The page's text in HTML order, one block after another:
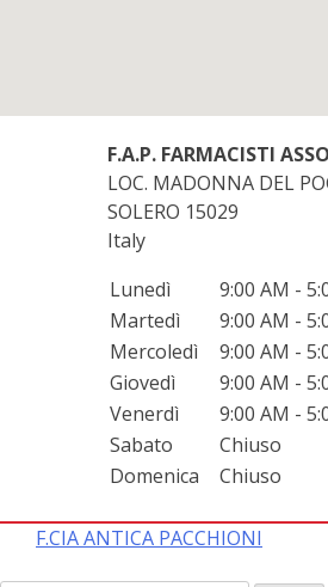
F.A.P. FARMACISTI
LOC. MADONNA DEL
SOLERO 15029
Italy
Lunedì
9:00 AM -
Martedì
9:00 AM -
Mercoledì
9:00 AM -
Giovedì
9:00 AM -
Venerdì
9:00 AM -
Sabato
Chiuso
Domenica
Chiuso
Navigazione
F.CIA ANTICA PACCHIONI